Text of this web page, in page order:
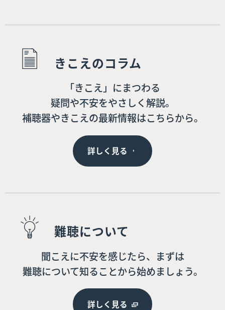
きこえのコラム
「きこえ」にまつわる
疑問や不安をやさしく解説。
補聴器やきこえの最新情報はこちらから。
詳しく見る
難聴について
聞こえに不安を感じたら、まずは
難聴について知ることから始めましょう。
詳しく見る